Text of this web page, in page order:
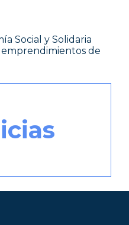
Social y Solidaria
emprendimientos de